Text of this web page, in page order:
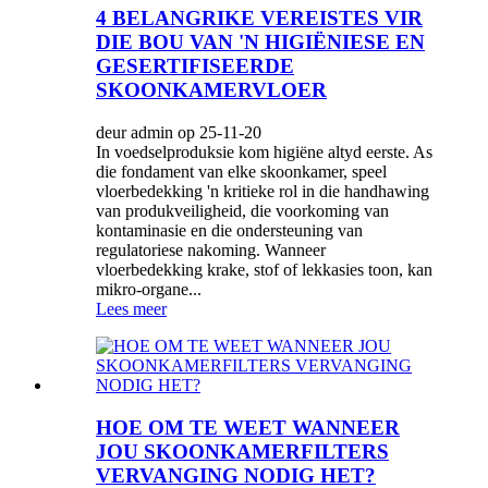
4 BELANGRIKE VEREISTES VIR
DIE BOU VAN 'N HIGIËNIESE EN
GESERTIFISEERDE
SKOONKAMERVLOER
deur admin op 25-11-20
In voedselproduksie kom higiëne altyd eerste. As
die fondament van elke skoonkamer, speel
vloerbedekking 'n kritieke rol in die handhawing
van produkveiligheid, die voorkoming van
kontaminasie en die ondersteuning van
regulatoriese nakoming. Wanneer
vloerbedekking krake, stof of lekkasies toon, kan
mikro-organe...
Lees meer
HOE OM TE WEET WANNEER
JOU SKOONKAMERFILTERS
VERVANGING NODIG HET?